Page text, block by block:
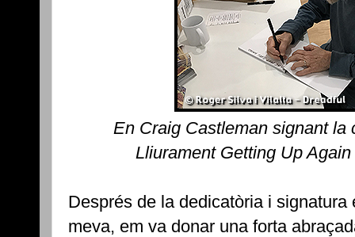
En Craig Castleman signant la
Lliurament Getting Up
Després de la dedicatòria i
meva, em va donar una forta